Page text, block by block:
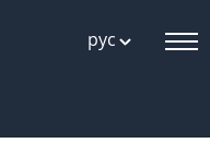
рус